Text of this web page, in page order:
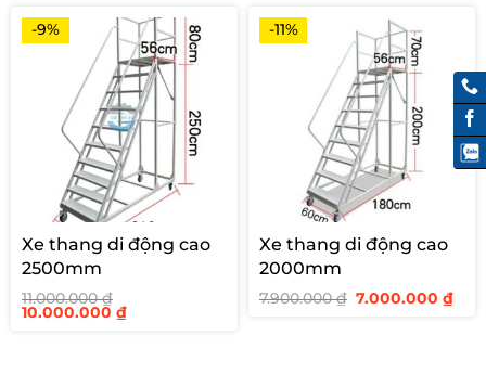
13.080.000 ₫.
-9%
Xe thang di động cao
2500mm
11.000.000₫
Giá
gốc
10.000.000 ₫Giá
-11%
Xe thang di động cao
2000mm
7.900.000₫ Giá
gốc
7.000.000₫Giá